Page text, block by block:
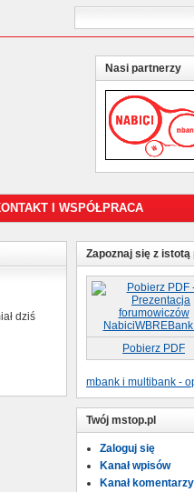
Nasi partnerzy
I WSPÓŁPRACA
dziś
Zapoznaj się z istotą
Pobierz PDF
mbank i multibank -
Twój mstop.pl
Zaloguj się
Kanał wpisów
Kanał komentarzy